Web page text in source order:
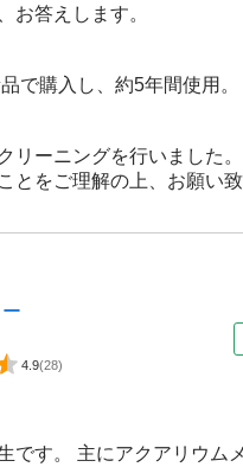
答えします。
で購入し、約5年間使用。
ーニングを行いました。
をご理解の上、お願い致
4.9(28)
です。 主にアクアリウム